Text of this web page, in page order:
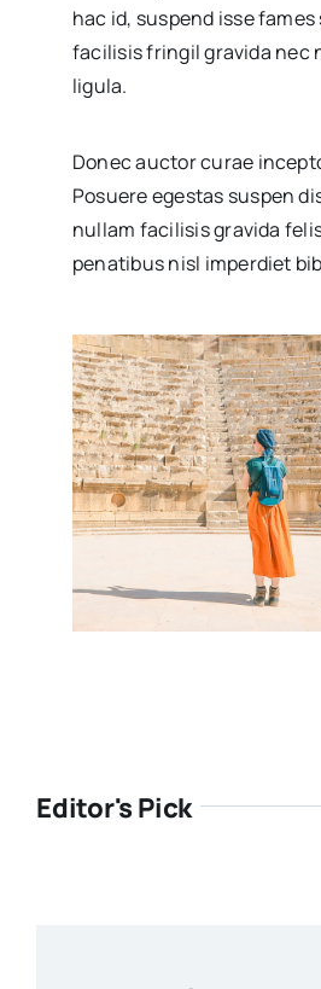
hac id, suspend isse
facilisis fringil gravida nec
ligula.
Donec auctor curae
Posuere egestas suspen
nullam facilisis gravida
penatibus nisl imperdiet
Editor's Pick